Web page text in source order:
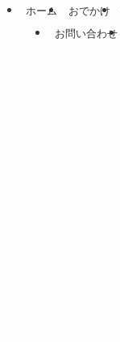
ホーム おでかけ
お問い合わせ